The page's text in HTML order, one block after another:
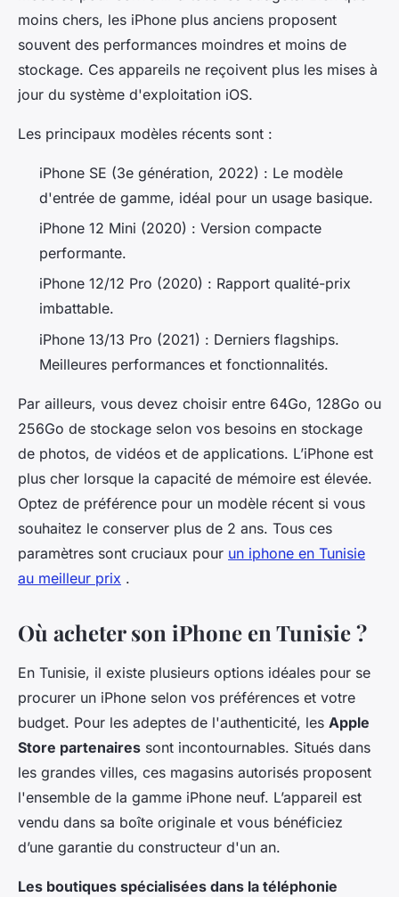
moins chers, les iPhone plus anciens proposent
souvent des performances moindres et moins de
stockage. Ces appareils ne reçoivent plus les mises à
jour du système d'exploitation iOS.
Les principaux modèles récents sont :
iPhone SE (3e génération, 2022) : Le modèle
d'entrée de gamme, idéal pour un usage basique.
iPhone 12 Mini (2020) : Version compacte
performante.
iPhone 12/12 Pro (2020) : Rapport qualité-prix
imbattable.
iPhone 13/13 Pro (2021) : Derniers flagships.
Meilleures performances et fonctionnalités.
Par ailleurs, vous devez choisir entre 64Go, 128Go ou
256Go de stockage selon vos besoins en stockage
de photos, de vidéos et de applications. L’iPhone est
plus cher lorsque la capacité de mémoire est élevée.
Optez de préférence pour un modèle récent si vous
souhaitez le conserver plus de 2 ans. Tous ces
paramètres sont cruciaux pour un iphone en Tunisie
au meilleur prix .
Où acheter son iPhone en Tunisie ?
En Tunisie, il existe plusieurs options idéales pour se
procurer un iPhone selon vos préférences et votre
budget. Pour les adeptes de l'authenticité, les Apple
Store partenaires sont incontournables. Situés dans
les grandes villes, ces magasins autorisés proposent
l'ensemble de la gamme iPhone neuf. L’appareil est
vendu dans sa boîte originale et vous bénéficiez
d’une garantie du constructeur d'un an.
Les boutiques spécialisées dans la téléphonie